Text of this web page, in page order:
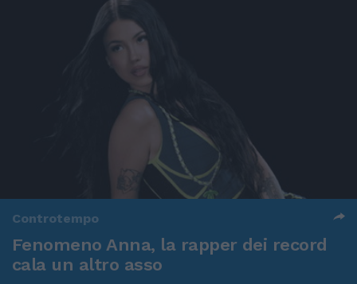
Controtempo
Fenomeno Anna, la rapper dei record
cala un altro asso